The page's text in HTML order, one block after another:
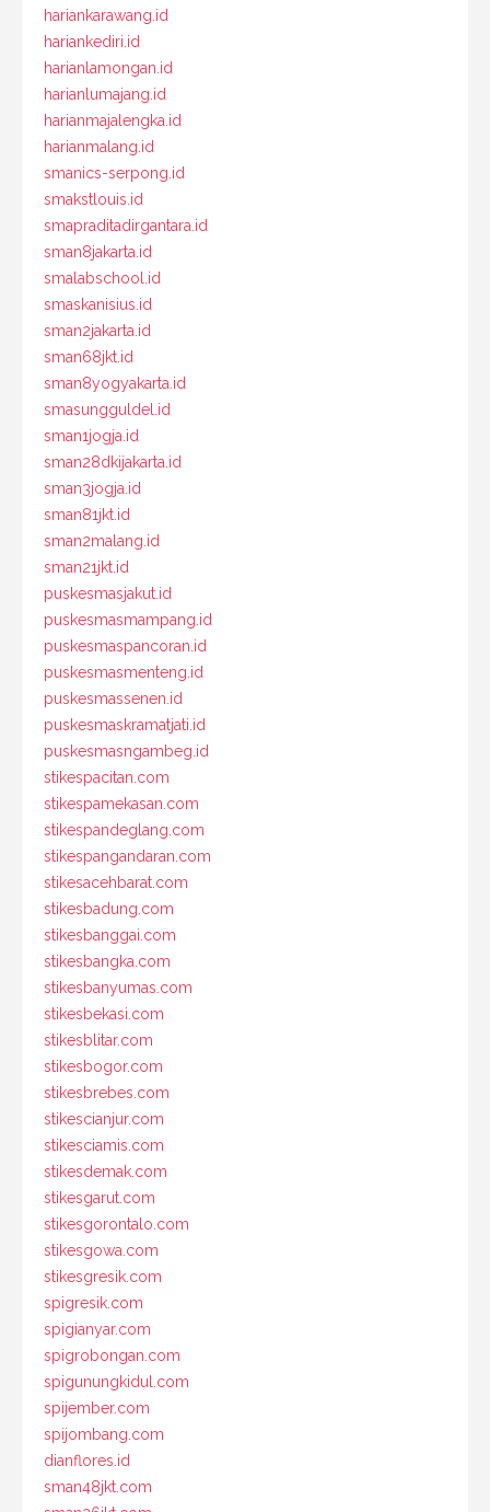
hariankarawang.id
hariankediri.id
harianlamongan.id
harianlumajang.id
harianmajalengka.id
harianmalang.id
smanics-serpong.id
smakstlouis.id
smapraditadirgantara.id
sman8jakarta.id
smalabschool.id
smaskanisius.id
sman2jakarta.id
sman68jkt.id
sman8yogyakarta.id
smasungguldel.id
sman1jogja.id
sman28dkijakarta.id
sman3jogja.id
sman81jkt.id
sman2malang.id
sman21jkt.id
puskesmasjakut.id
puskesmasmampang.id
puskesmaspancoran.id
puskesmasmenteng.id
puskesmassenen.id
puskesmaskramatjati.id
puskesmasngambeg.id
stikespacitan.com
stikespamekasan.com
stikespandeglang.com
stikespangandaran.com
stikesacehbarat.com
stikesbadung.com
stikesbanggai.com
stikesbangka.com
stikesbanyumas.com
stikesbekasi.com
stikesblitar.com
stikesbogor.com
stikesbrebes.com
stikescianjur.com
stikesciamis.com
stikesdemak.com
stikesgarut.com
stikesgorontalo.com
stikesgowa.com
stikesgresik.com
spigresik.com
spigianyar.com
spigrobongan.com
spigunungkidul.com
spijember.com
spijombang.com
dianflores.id
sman48jkt.com